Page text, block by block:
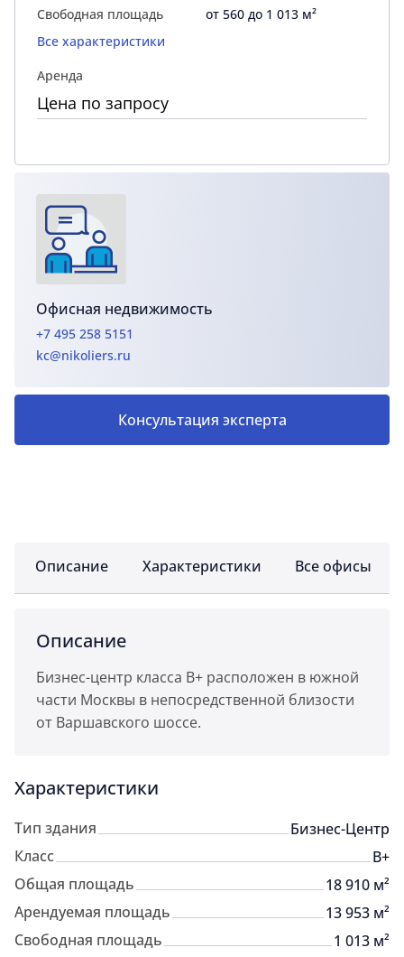
Свободная площадь
от 560 до 1 013 м²
Все характеристики
Аренда
Цена по запросу
Офисная недвижимость
+7 495 258 5151
kc@nikoliers.ru
Консультация эксперта
Описание Характеристики Все офисы
Описание
Бизнес-центр класса B+ расположен в южной
части Москвы в непосредственной близости
от Варшавского шоссе.
Характеристики
Тип здания
Бизнес-Центр
Класс
B+
Общая площадь
18 910 м²
Арендуемая площадь
13 953 м²
Свободная площадь
1 013 м²